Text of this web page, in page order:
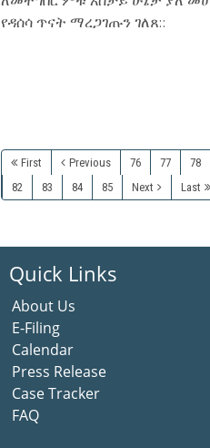
የዳሰሳ ጥናት ማረጋገጡን ገለጸ::
First Previous 76 77 78
82
83 84 85 Next Last
Quick Links
About Us
E-Filing
Calendar
Press Release
Case Tracker
FAQ